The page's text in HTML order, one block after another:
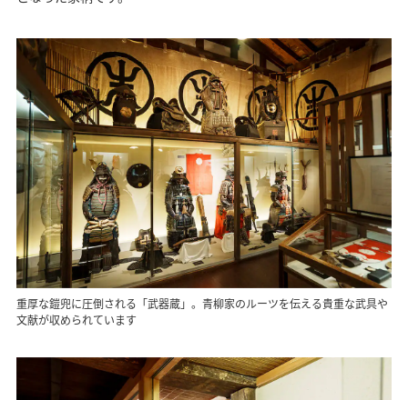
重厚な鎧兜に圧倒される「武器蔵」。青柳家のルーツを伝える貴重な武具や
文献が収められています